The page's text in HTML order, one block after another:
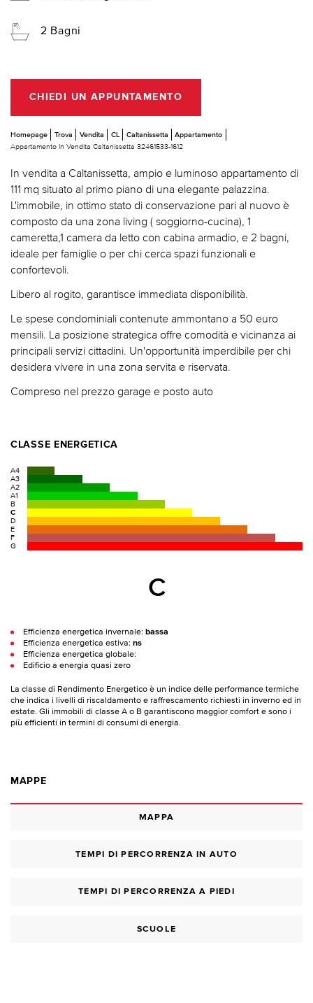
2 Bagni
CHIEDI UN APPUNTAMENTO
Homepage Trova Vendita CL Caltanissetta
Appartamento
Appartamento In Vendita Caltanissetta 32461533-1612
In vendita a Caltanissetta, ampio e luminoso appartamento di
111 mq situato al primo piano di una elegante palazzina.
L'immobile, in ottimo stato di conservazione pari al nuovo è
composto da una zona living ( soggiorno-cucina), 1
cameretta,1 camera da letto con cabina armadio, e 2 bagni,
ideale per famiglie o per chi cerca spazi funzionali e
confortevoli.
Libero al rogito, garantisce immediata disponibilità.
Le spese condominiali contenute ammontano a 50 euro
mensili. La posizione strategica offre comodità e vicinanza ai
principali servizi cittadini. Un'opportunità imperdibile per chi
desidera vivere in una zona servita e riservata.
Compreso nel prezzo garage e posto auto
CLASSE ENERGETICA
A4
A3
A2
A1
B
C
D
E
F
G
C
Efficienza energetica invernale: bassa
Efficienza energetica estiva: ns
Efficienza energetica globale:
Edificio a energia quasi zero
La classe di Rendimento Energetico è un indice delle performance termiche
che indica i livelli di riscaldamento e raffrescamento richiesti in inverno ed in
estate. Gli immobili di classe A o B garantiscono maggior comfort e sono i
più efficienti in termini di consumi di energia.
MAPPE
MAPPA
TEMPI DI PERCORRENZA IN AUTO
TEMPI DI PERCORRENZA A PIEDI
SCUOLE